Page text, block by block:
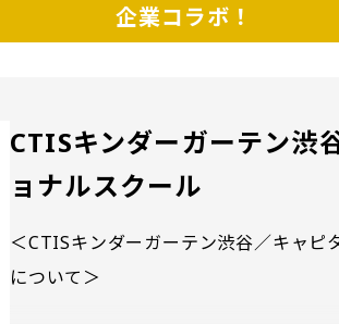
企業コラボ！
CTISキンダーガーテン渋
ョナルスクール
＜CTISキンダーガーテン渋谷／キャピ
について＞